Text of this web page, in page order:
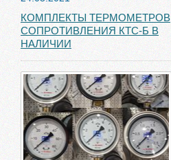
КОМПЛЕКТЫ ТЕРМОМЕТРОВ
СОПРОТИВЛЕНИЯ КТС-Б В
НАЛИЧИИ